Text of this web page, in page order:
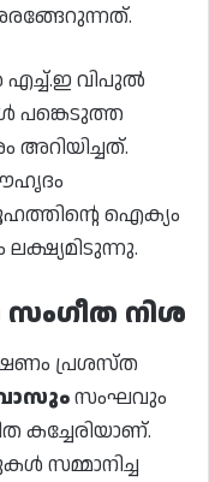
വിപുൽ
പങ്കെടുത്ത
ഐക്യം
ലക്ഷ്യമിടുന്നു.
സംഗീത നിശ
പ്രശസ്ത
സംഘവും
കച്ചേരിയാണ്.
സമ്മാനിച്ച